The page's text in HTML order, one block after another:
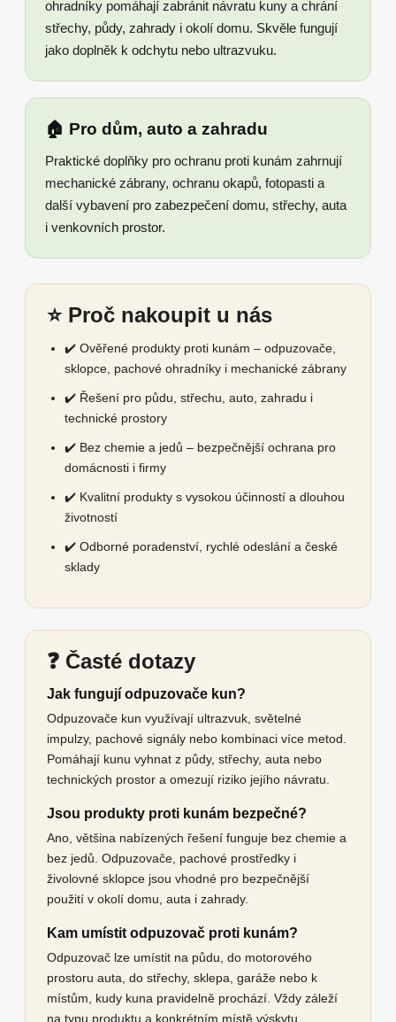
ohradníky pomáhají zabránit návratu kuny a chrání
střechy, půdy, zahrady i okolí domu. Skvěle fungují
jako doplněk k odchytu nebo ultrazvuku.
🏠 Pro dům, auto a zahradu
Praktické doplňky pro ochranu proti kunám zahrnují
mechanické zábrany, ochranu okapů, fotopasti a
další vybavení pro zabezpečení domu, střechy, auta
i venkovních prostor.
⭐ Proč nakoupit u nás
✔️ Ověřené produkty proti kunám – odpuzovače,
sklopce, pachové ohradníky i mechanické zábrany
✔️ Řešení pro půdu, střechu, auto, zahradu i
technické prostory
✔️ Bez chemie a jedů – bezpečnější ochrana pro
domácnosti i firmy
✔️ Kvalitní produkty s vysokou účinností a dlouhou
životností
✔️ Odborné poradenství, rychlé odeslání a české
sklady
❓ Časté dotazy
Jak fungují odpuzovače kun?
Odpuzovače kun využívají ultrazvuk, světelné
impulzy, pachové signály nebo kombinaci více metod.
Pomáhají kunu vyhnat z půdy, střechy, auta nebo
technických prostor a omezují riziko jejího návratu.
Jsou produkty proti kunám bezpečné?
Ano, většina nabízených řešení funguje bez chemie a
bez jedů. Odpuzovače, pachové prostředky i
živolovné sklopce jsou vhodné pro bezpečnější
použití v okolí domu, auta i zahrady.
Kam umístit odpuzovač proti kunám?
Odpuzovač lze umístit na půdu, do motorového
prostoru auta, do střechy, sklepa, garáže nebo k
místům, kudy kuna pravidelně prochází. Vždy záleží
na typu produktu a konkrétním místě výskytu.